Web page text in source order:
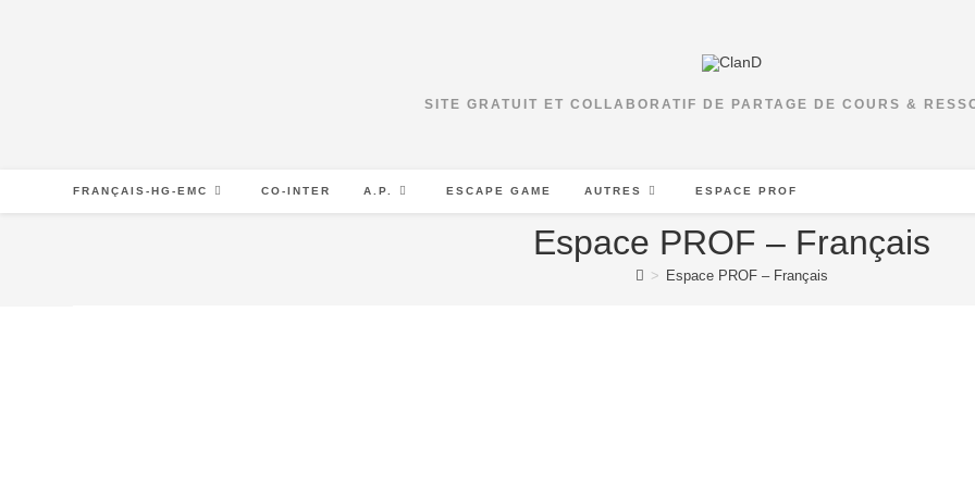
SITE GRATUIT ET COLLABORATIF DE PARTAGE DE COURS &
FRANÇAIS-HG-EMC CO-INTER A.P. ESCAPE GAME AUTRES ESPACE PROF
Espace PROF – Français
> Espace PROF – Français